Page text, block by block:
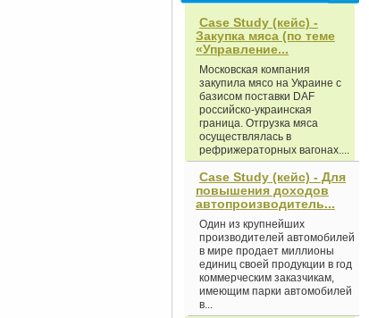
Case Study (кейс) -
Закупка мяса (по теме
«Управление...
Московская компания
закупила мясо на Украине с
базисом поставки DAF
российско-украинская
граница. Отгрузка мяса
осуществлялась в
рефрижераторных вагонах....
Case Study (кейс) - Для
повышения доходов
автопроизводитель...
Один из крупнейших
производителей автомобилей
в мире продает миллионы
единиц своей продукции в год
коммерческим заказчикам,
имеющим парки автомобилей
в...